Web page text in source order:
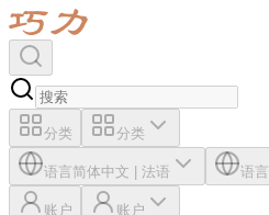
分类 分类
语言简体中文 | 法语 语言
账户 账户